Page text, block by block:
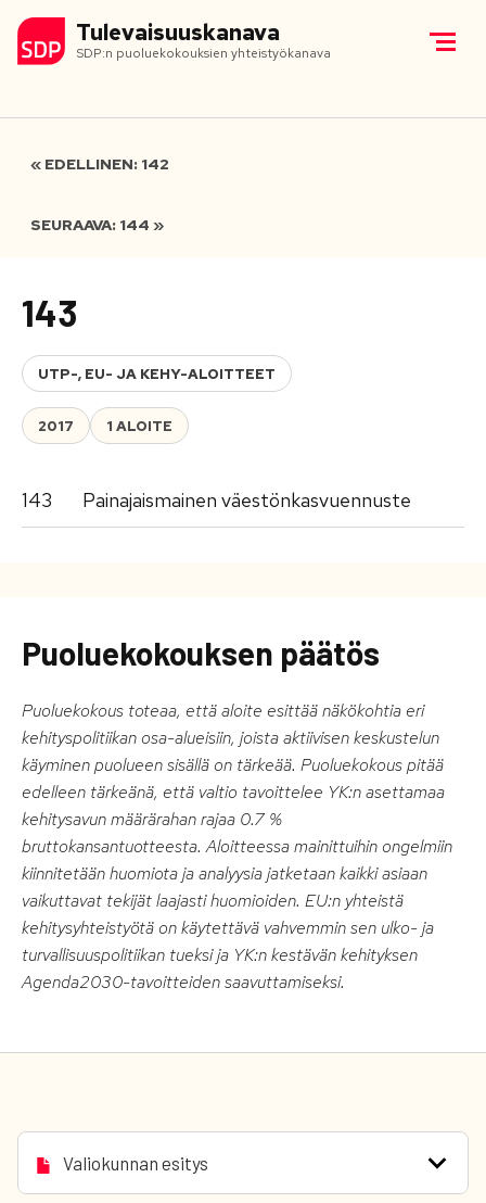
Tulevaisuuskanava
SDP:n puoluekokouksien yhteistyökanava
« EDELLINEN: 142
SEURAAVA: 144 »
143
UTP-, EU- JA KEHY-ALOITTEET
2017 1 ALOITE
143 Painajaismainen väestönkasvuennuste
Puoluekokouksen päätös
Puoluekokous toteaa, että aloite esittää näkökohtia eri
kehityspolitiikan osa-alueisiin, joista aktiivisen keskustelun
käyminen puolueen sisällä on tärkeää. Puoluekokous pitää
edelleen tärkeänä, että valtio tavoittelee YK:n asettamaa
kehitysavun määrärahan rajaa 0.7 %
bruttokansantuotteesta. Aloitteessa mainittuihin ongelmiin
kiinnitetään huomiota ja analyysia jatketaan kaikki asiaan
vaikuttavat tekijät laajasti huomioiden. EU:n yhteistä
kehitysyhteistyötä on käytettävä vahvemmin sen ulko- ja
turvallisuuspolitiikan tueksi ja YK:n kestävän kehityksen
Agenda2030-tavoitteiden saavuttamiseksi.
Valiokunnan esitys